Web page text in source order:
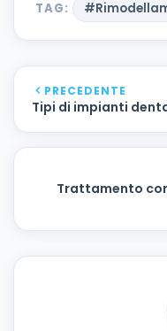
TAG:
PRECEDENTE
Tipi di impianti
Trattamento